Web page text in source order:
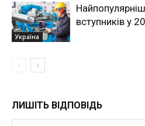
Україна
вступників у
ЛИШІТЬ ВІДПОВІДЬ